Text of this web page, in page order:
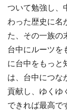
ついて勉強し、
わった歴史に名
た、その一族の
台中にルーツを
に台中をもっと
は、台中につな
貢献し、ゆくゆ
できれば最高で